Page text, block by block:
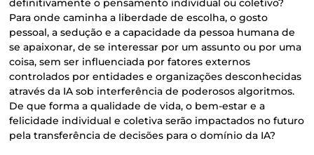
definitivamente o pensamento individual ou coletivo?
Para onde caminha a liberdade de escolha, o gosto
pessoal, a sedução e a capacidade da pessoa humana de
se apaixonar, de se interessar por um assunto ou por uma
coisa, sem ser influenciada por fatores externos
controlados por entidades e organizações desconhecidas
através da IA sob interferência de poderosos algoritmos.
De que forma a qualidade de vida, o bem-estar e a
felicidade individual e coletiva serão impactados no futuro
pela transferência de decisões para o domínio da IA?